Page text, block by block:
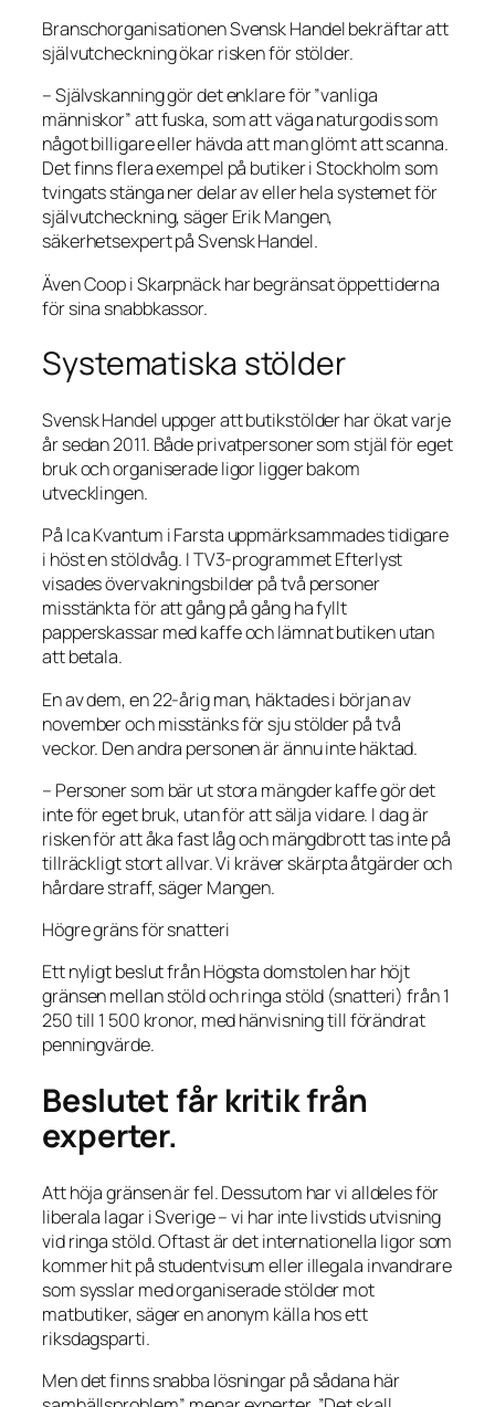
Branschorganisationen Svensk Handel bekräftar att
självutcheckning ökar risken för stölder.
– Självskanning gör det enklare för ”vanliga
människor” att fuska, som att väga naturgodis som
något billigare eller hävda att man glömt att scanna.
Det finns flera exempel på butiker i Stockholm som
tvingats stänga ner delar av eller hela systemet för
självutcheckning, säger Erik Mangen,
säkerhetsexpert på Svensk Handel.
Även Coop i Skarpnäck har begränsat öppettiderna
för sina snabbkassor.
Systematiska stölder
Svensk Handel uppger att butikstölder har ökat varje
år sedan 2011. Både privatpersoner som stjäl för eget
bruk och organiserade ligor ligger bakom
utvecklingen.
På Ica Kvantum i Farsta uppmärksammades tidigare
i höst en stöldvåg. I TV3-programmet Efterlyst
visades övervakningsbilder på två personer
misstänkta för att gång på gång ha fyllt
papperskassar med kaffe och lämnat butiken utan
att betala.
En av dem, en 22-årig man, häktades i början av
november och misstänks för sju stölder på två
veckor. Den andra personen är ännu inte häktad.
– Personer som bär ut stora mängder kaffe gör det
inte för eget bruk, utan för att sälja vidare. I dag är
risken för att åka fast låg och mängdbrott tas inte på
tillräckligt stort allvar. Vi kräver skärpta åtgärder och
hårdare straff, säger Mangen.
Högre gräns för snatteri
Ett nyligt beslut från Högsta domstolen har höjt
gränsen mellan stöld och ringa stöld (snatteri) från 1
250 till 1 500 kronor, med hänvisning till förändrat
penningvärde.
Beslutet får kritik från
experter.
Att höja gränsen är fel. Dessutom har vi alldeles för
liberala lagar i Sverige – vi har inte livstids utvisning
vid ringa stöld. Oftast är det internationella ligor som
kommer hit på studentvisum eller illegala invandrare
som sysslar med organiserade stölder mot
matbutiker, säger en anonym källa hos ett
riksdagsparti.
Men det finns snabba lösningar på sådana här